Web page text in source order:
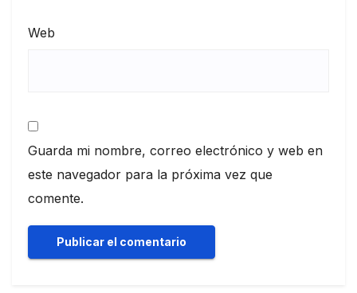
Web
Guarda mi nombre, correo electrónico y web en
este navegador para la próxima vez que
comente.